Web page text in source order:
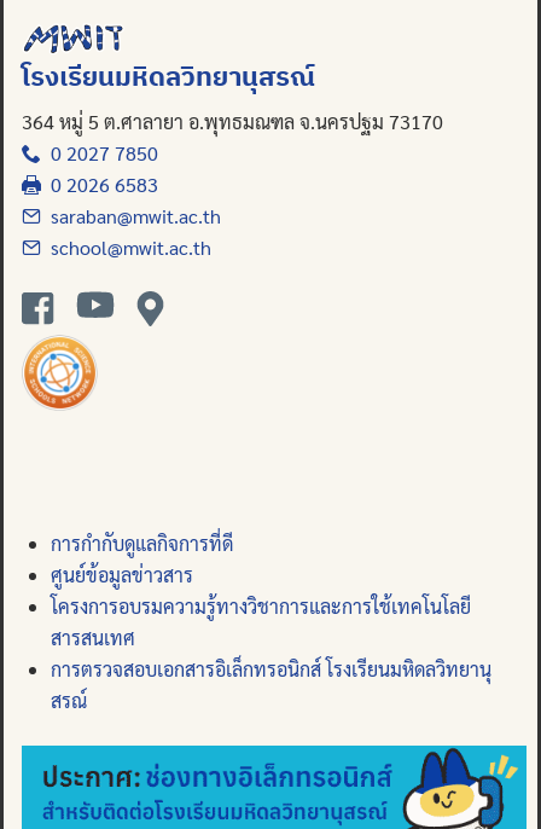
for:
โรงเรียนมหิดลวิทยานุสรณ์
364 หมู่ 5 ต.ศาลายา อ.พุทธมณฑล จ.นครปฐม 73170
0 2027 7850
0 2026 6583
saraban@mwit.ac.th
school@mwit.ac.th
การกำกับดูแลกิจการที่ดี
ศูนย์ข้อมูลข่าวสาร
โครงการอบรมความรู้ทางวิชาการและการใช้เทคโนโลยี
สารสนเทศ
การตรวจสอบเอกสารอิเล็กทรอนิกส์ โรงเรียนมหิดลวิทยานุ
สรณ์